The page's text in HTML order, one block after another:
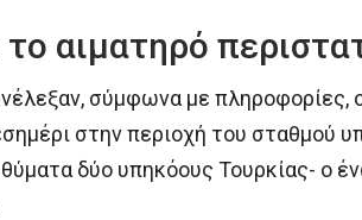
αιματηρό
σύμφωνα με πληροφορίες,
στην περιοχή του σταθμού
δύο υπηκόους Τουρκίας- ο